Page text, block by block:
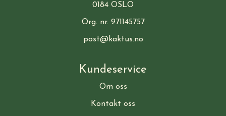
0184 OSLO
Org. nr. 971145757
post@kaktus.no
Kundeservice
Om oss
Kontakt oss